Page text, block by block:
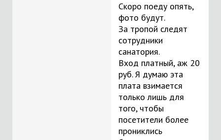
Скоро поеду опять,
фото будут.
За тропой следят
сотрудники
санатория.
Вход платный, аж 20
руб. Я думаю эта
плата взимается
только лишь для
того, чтобы
посетители более
прониклись